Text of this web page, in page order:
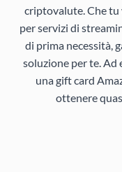
criptovalute. Che
per servizi di
di prima necessità,
soluzione per te. Ad
una gift card
ottenere